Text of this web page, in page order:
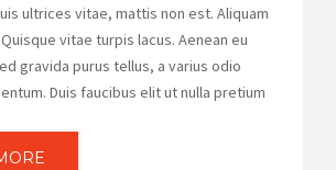
ultrices vitae, mattis non est. Aliquam
vitae turpis lacus. Aenean eu
gravida purus tellus, a varius odio
Duis faucibus elit ut nulla pretium